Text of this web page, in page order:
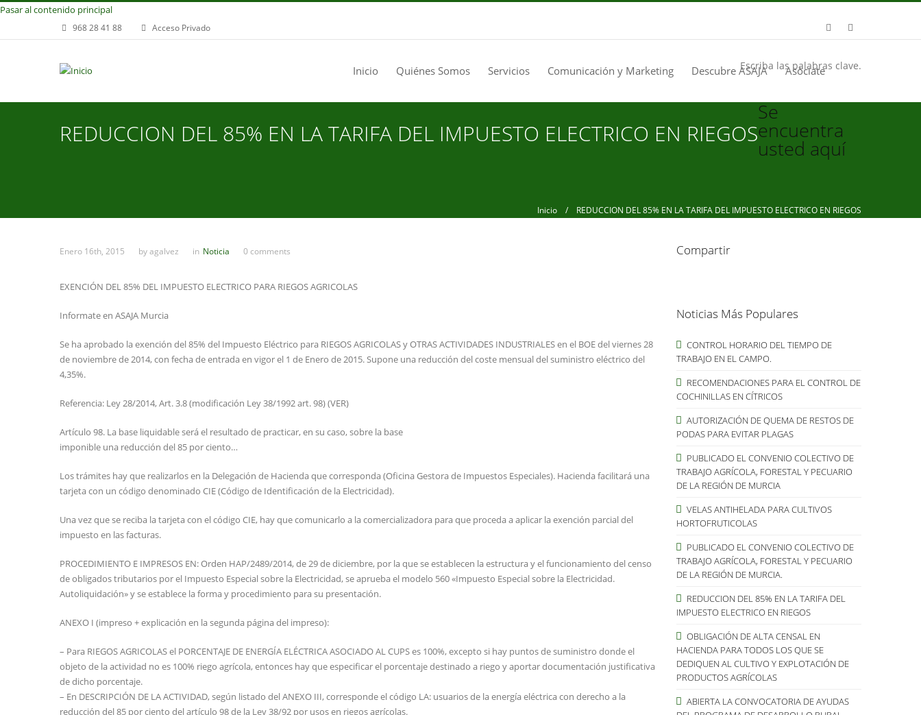
Pasar al contenido principal
968 28 41 88 Acceso Privado
Inicio Quiénes Somos Servicios Comunicación y Marketing Descubre ASAJA Asóciate
Escriba las palabras clave.
REDUCCION DEL 85% EN LA TARIFA DEL IMPUESTO ELECTRICO EN RIEGOS
Se
encuentra
usted aquí
Inicio / REDUCCION DEL 85% EN LA TARIFA DEL IMPUESTO ELECTRICO EN RIEGOS
Enero 16th, 2015 byagalvez in Noticia 0 comments
EXENCIÓN DEL 85% DEL IMPUESTO ELECTRICO PARA RIEGOS AGRICOLAS
Informate en ASAJA Murcia
Se ha aprobado la exención del 85% del Impuesto Eléctrico para RIEGOS AGRICOLAS y OTRAS ACTIVIDADES INDUSTRIALES en el BOE del viernes 28
de noviembre de 2014, con fecha de entrada en vigor el 1 de Enero de 2015. Supone una reducción del coste mensual del suministro eléctrico del
4,35%.
Referencia: Ley 28/2014, Art. 3.8 (modificación Ley 38/1992 art. 98) (VER)
Artículo 98. La base liquidable será el resultado de practicar, en su caso, sobre la base
imponible una reducción del 85 por ciento…
Los trámites hay que realizarlos en la Delegación de Hacienda que corresponda (Oficina Gestora de Impuestos Especiales). Hacienda facilitará una
tarjeta con un código denominado CIE (Código de Identificación de la Electricidad).
Una vez que se reciba la tarjeta con el código CIE, hay que comunicarlo a la comercializadora para que proceda a aplicar la exención parcial del
impuesto en las facturas.
PROCEDIMIENTO E IMPRESOS EN: Orden HAP/2489/2014, de 29 de diciembre, por la que se establecen la estructura y el funcionamiento del censo
de obligados tributarios por el Impuesto Especial sobre la Electricidad, se aprueba el modelo 560 «Impuesto Especial sobre la Electricidad.
Autoliquidación» y se establece la forma y procedimiento para su presentación.
ANEXO I (impreso + explicación en la segunda página del impreso):
– Para RIEGOS AGRICOLAS el PORCENTAJE DE ENERGÍA ELÉCTRICA ASOCIADO AL CUPS es 100%, excepto si hay puntos de suministro donde el
objeto de la actividad no es 100% riego agrícola, entonces hay que especificar el porcentaje destinado a riego y aportar documentación justificativa
de dicho porcentaje.
– En DESCRIPCIÓN DE LA ACTIVIDAD, según listado del ANEXO III, corresponde el código LA: usuarios de la energía eléctrica con derecho a la
reducción del 85 por ciento del artículo 98 de la Ley 38/92 por usos en riegos agrícolas.
Compartir
Noticias Más Populares
CONTROL HORARIO DEL TIEMPO DE
TRABAJO EN EL CAMPO.
RECOMENDACIONES PARA EL CONTROL DE
COCHINILLAS EN CÍTRICOS
AUTORIZACIÓN DE QUEMA DE RESTOS DE
PODAS PARA EVITAR PLAGAS
PUBLICADO EL CONVENIO COLECTIVO DE
TRABAJO AGRÍCOLA, FORESTAL Y PECUARIO
DE LA REGIÓN DE MURCIA
VELAS ANTIHELADA PARA CULTIVOS
HORTOFRUTICOLAS
PUBLICADO EL CONVENIO COLECTIVO DE
TRABAJO AGRÍCOLA, FORESTAL Y PECUARIO
DE LA REGIÓN DE MURCIA.
REDUCCION DEL 85% EN LA TARIFA DEL
IMPUESTO ELECTRICO EN RIEGOS
OBLIGACIÓN DE ALTA CENSAL EN
HACIENDA PARA TODOS LOS QUE SE
DEDIQUEN AL CULTIVO Y EXPLOTACIÓN DE
PRODUCTOS AGRÍCOLAS
ABIERTA LA CONVOCATORIA DE AYUDAS